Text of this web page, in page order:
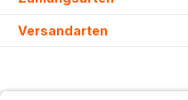
Versandarten